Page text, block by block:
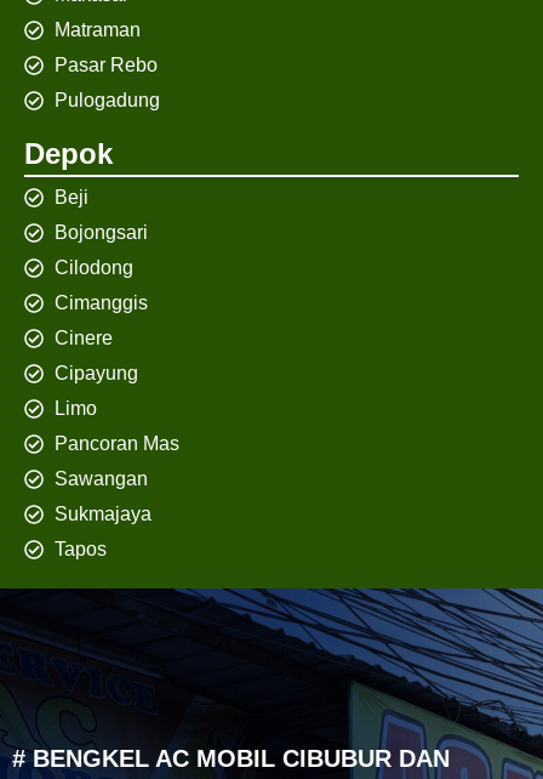
Matraman
Pasar Rebo
Pulogadung
Depok
Beji
Bojongsari
Cilodong
Cimanggis
Cinere
Cipayung
Limo
Pancoran Mas
Sawangan
Sukmajaya
Tapos
# BENGKEL AC MOBIL CIBUBUR DAN